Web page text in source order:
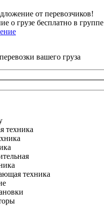
от перевозчиков!
о грузе бесплатно в группе
вашего груза
техника
техника